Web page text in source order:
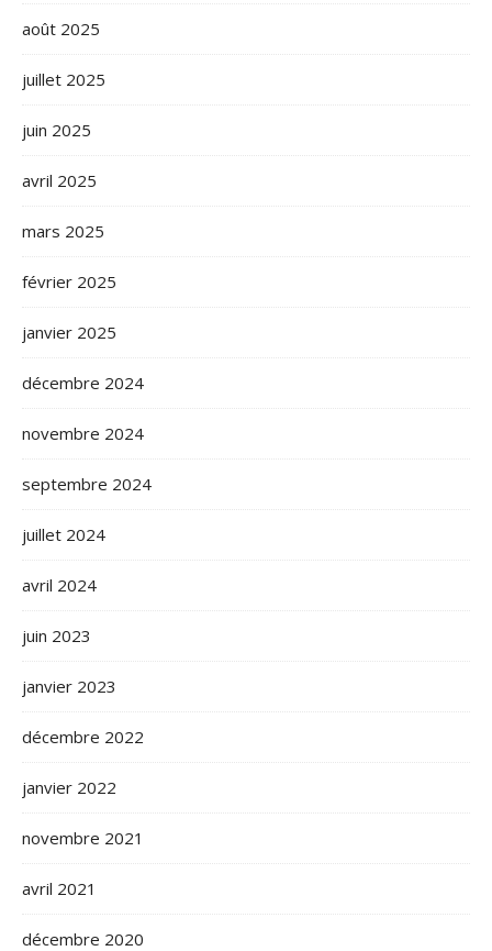
août 2025
juillet 2025
juin 2025
avril 2025
mars 2025
février 2025
janvier 2025
décembre 2024
novembre 2024
septembre 2024
juillet 2024
avril 2024
juin 2023
janvier 2023
décembre 2022
janvier 2022
novembre 2021
avril 2021
décembre 2020